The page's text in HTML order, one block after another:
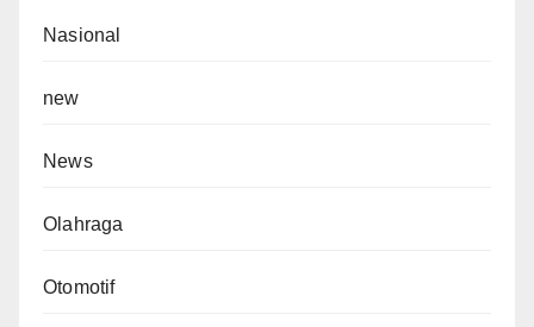
Nasional
new
News
Olahraga
Otomotif